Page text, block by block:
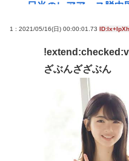
日米のレアアース脱中
【画像】男の一人暮ら
【衝撃】京大病院で正
代女性、手足も動かせ
態に…「意識はある」
1 : 2021/05/16(日) 00:00:01.73
ざぶんざざぶん